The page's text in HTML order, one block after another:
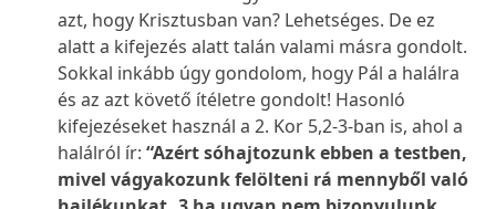
azt, hogy Krisztusban van? Lehetséges. De ez
alatt a kifejezés alatt talán valami másra gondolt.
Sokkal inkább úgy gondolom, hogy Pál a halálra
és az azt követő ítéletre gondolt! Hasonló
kifejezéseket használ a 2. Kor 5,2-3-ban is, ahol a
halálról ír: “Azért sóhajtozunk ebben a testben,
mivel vágyakozunk felölteni rá mennyből való